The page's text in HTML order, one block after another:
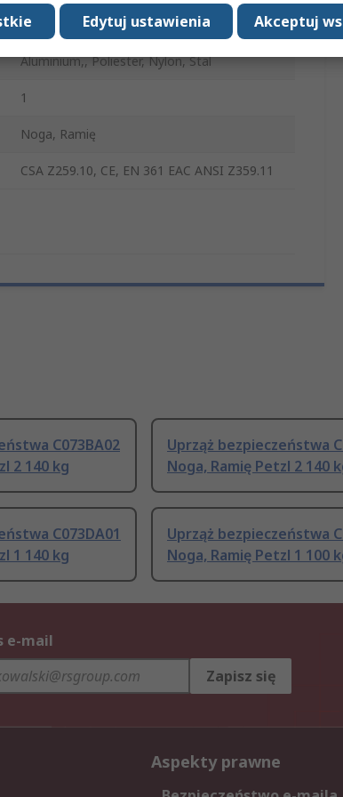
Żółty, Czarny
Aluminium,, Poliester, Nylon, Stal
1
Noga, Ramię
CSA Z259.10, CE, EN 361 EAC ANSI Z359.11
C073BA02
2 140 kg
Uprząż bezpieczeństwa
Noga, Ramię Petzl 2 140
C073DA01
1 140 kg
Uprząż bezpieczeństwa
Noga, Ramię Petzl 1 100
e-mail
Zapisz się
Aspekty prawne
Akceptuj
Edytuj ustawienia